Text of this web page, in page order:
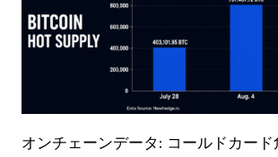
オンチェーンデータ: コールドカー